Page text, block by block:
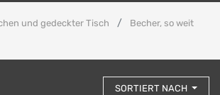
und gedeckter Tisch
Becher, so weit
SORTIERT NACH